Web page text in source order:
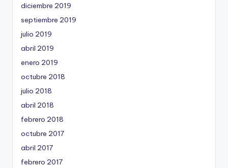
diciembre 2019
septiembre 2019
julio 2019
abril 2019
enero 2019
octubre 2018
julio 2018
abril 2018
febrero 2018
octubre 2017
abril 2017
febrero 2017